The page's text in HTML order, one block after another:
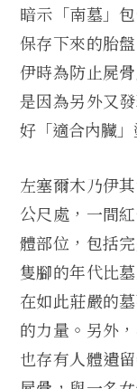
暗示「南墓」
保存下來的胎
伊時為防止屍
是因為另外又
好「適合內臟
左塞爾木乃伊
公尺處，一間
體部位，包括
隻腳的年代比
在如此莊嚴的
的力量。另外
也存有人體遺